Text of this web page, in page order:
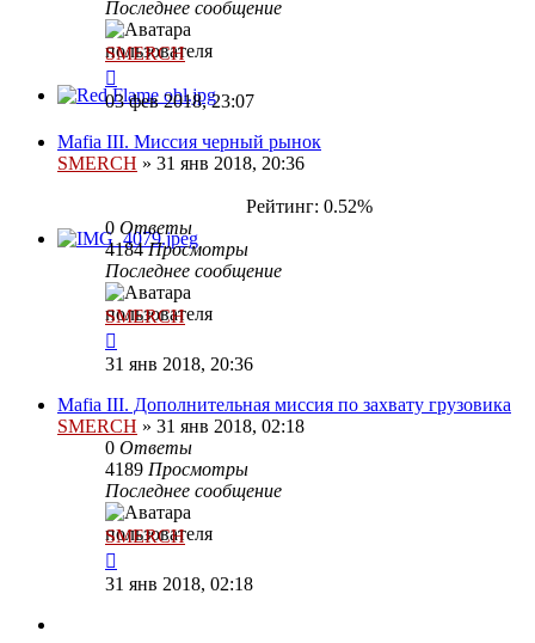
Последнее сообщение
SMERCH
03 фев 2018, 23:07
Mafia III. Миссия черный рынок
SMERCH » 31 янв 2018, 20:36
Рейтинг: 0.52%
0 Ответы
4184Просмотры
Последнее сообщение
SMERCH
31 янв 2018, 20:36
Mafia III. Дополнительная миссия по захвату грузовика
SMERCH » 31 янв 2018, 02:18
0 Ответы
4189 Просмотры
Последнее сообщение
SMERCH
31 янв 2018, 02:18